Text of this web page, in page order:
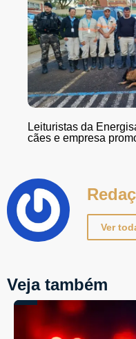
Leituristas da
cães e empresa
Ver
Veja também